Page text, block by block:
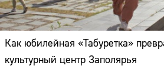
Как юбилейная «Табуретка»
культурный центр Заполярья